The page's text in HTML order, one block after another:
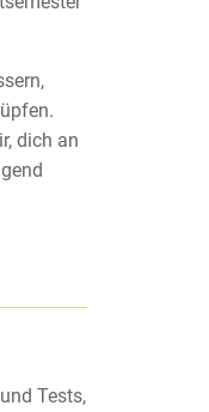
dich an
Tests,